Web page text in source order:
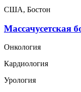
США, Бостон
Массачусетская
Онкология
Кардиология
Урология